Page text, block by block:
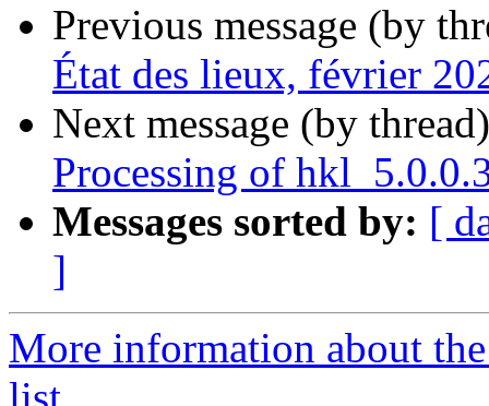
Previous message (by
État des lieux, février
Next message (by
Processing of
Messages sorted by: [
]
More information about